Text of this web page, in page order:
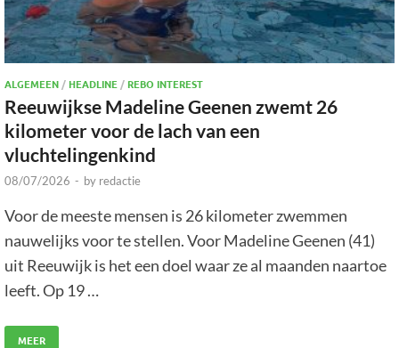
ALGEMEEN / HEADLINE / REBO INTEREST
Reeuwijkse Madeline Geenen zwemt 26
kilometer voor de lach van een
vluchtelingenkind
08/07/2026 - by redactie
Voor de meeste mensen is 26 kilometer zwemmen
nauwelijks voor te stellen. Voor Madeline Geenen (41)
uit Reeuwijk is het een doel waar ze al maanden naartoe
leeft. Op 19 …
MEER